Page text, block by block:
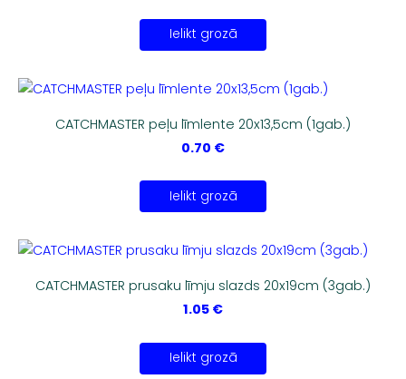
Ielikt grozā
CATCHMASTER peļu līmlente 20x13,5cm (1gab.)
0.70 €
Ielikt grozā
CATCHMASTER prusaku līmju slazds 20x19cm (3gab.)
1.05 €
Ielikt grozā